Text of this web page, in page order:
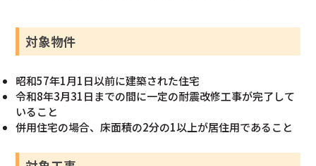
対象物件
昭和57年1月1日以前に建築された住宅
令和8年3月31日までの間に一定の耐震改修工事が完了して
いること
併用住宅の場合、床面積の2分の1以上が居住用であること